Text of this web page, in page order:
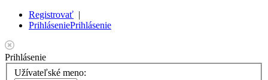
Registrovať |
PrihláseniePrihlásenie
Prihlásenie
Užívateľské meno: